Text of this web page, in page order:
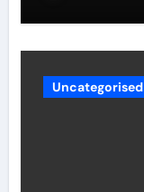
Uncategorised